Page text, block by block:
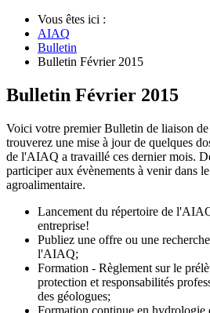
Vous êtes ici :
AIAQ
Bulletin
Bulletin Février 2015
Bulletin Février 2015
Voici votre premier Bulletin de liaison
trouverez une mise à jour de quelques
de l'AIAQ a travaillé ces dernier mois.
participer aux évènements à venir dans
agroalimentaire.
Lancement du répertoire de
entreprise!
Publiez une offre ou une
l'AIAQ;
Formation - Règlement sur le
protection et responsabilités
des géologues;
Formation continue en hydrologie